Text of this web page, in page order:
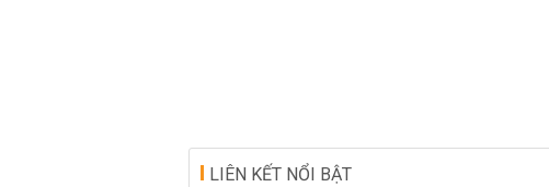
LIÊN KẾT NỔI BẬT